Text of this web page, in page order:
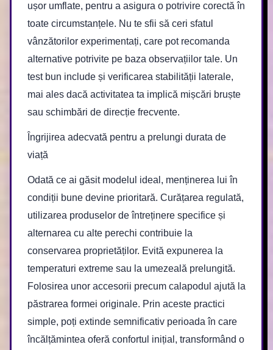
ușor umflate, pentru a asigura o potrivire corectă în
toate circumstanțele. Nu te sfii să ceri sfatul
vânzătorilor experimentați, care pot recomanda
alternative potrivite pe baza observațiilor tale. Un
test bun include și verificarea stabilității laterale,
mai ales dacă activitatea ta implică mișcări bruște
sau schimbări de direcție frecvente.
Îngrijirea adecvată pentru a prelungi durata de
viață
Odată ce ai găsit modelul ideal, menținerea lui în
condiții bune devine prioritară. Curățarea regulată,
utilizarea produselor de întreținere specifice și
alternarea cu alte perechi contribuie la
conservarea proprietăților. Evită expunerea la
temperaturi extreme sau la umezeală prelungită.
Folosirea unor accesorii precum calapodul ajută la
păstrarea formei originale. Prin aceste practici
simple, poți extinde semnificativ perioada în care
încălțămintea oferă confortul inițial, transformând o